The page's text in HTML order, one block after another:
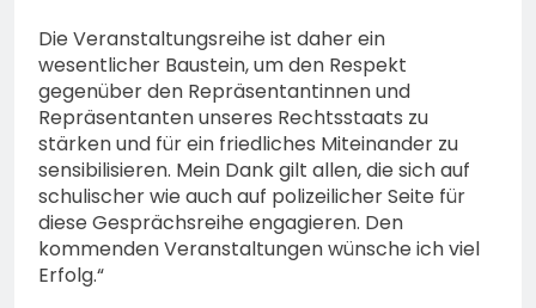
Die Veranstaltungsreihe ist daher ein
wesentlicher Baustein, um den Respekt
gegenüber den Repräsentantinnen und
Repräsentanten unseres Rechtsstaats zu
stärken und für ein friedliches Miteinander zu
sensibilisieren. Mein Dank gilt allen, die sich auf
schulischer wie auch auf polizeilicher Seite für
diese Gesprächsreihe engagieren. Den
kommenden Veranstaltungen wünsche ich viel
Erfolg.“